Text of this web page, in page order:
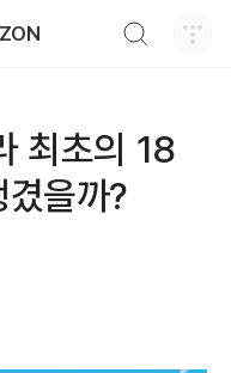
최초의 18
을까?